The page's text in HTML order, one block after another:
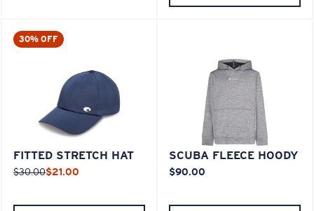
30% OFF
FITTED STRETCH HAT
$30.00$21.00
SCUBA FLEECE HOODY
$90.00